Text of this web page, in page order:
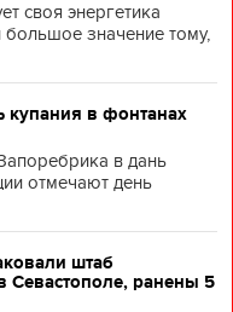
своя энергетика
значение тому,
купания в фонтанах
в дань
отмечают день
штаб
Севастополе, ранены 5